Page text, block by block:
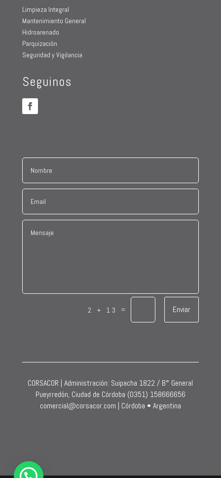
Limpieza Integral
Mantenimiento General
Hidroarenado
Parquización
Seguridad y Vigilancia
Seguinos
2 + 13 = Enviar
CORSACOR | Administración: Suipacha 1822 / B° General
Pueyrredón, Ciudad de Córdoba (0351) 158666656
comercial@corsacor.com | Córdoba • Argentina